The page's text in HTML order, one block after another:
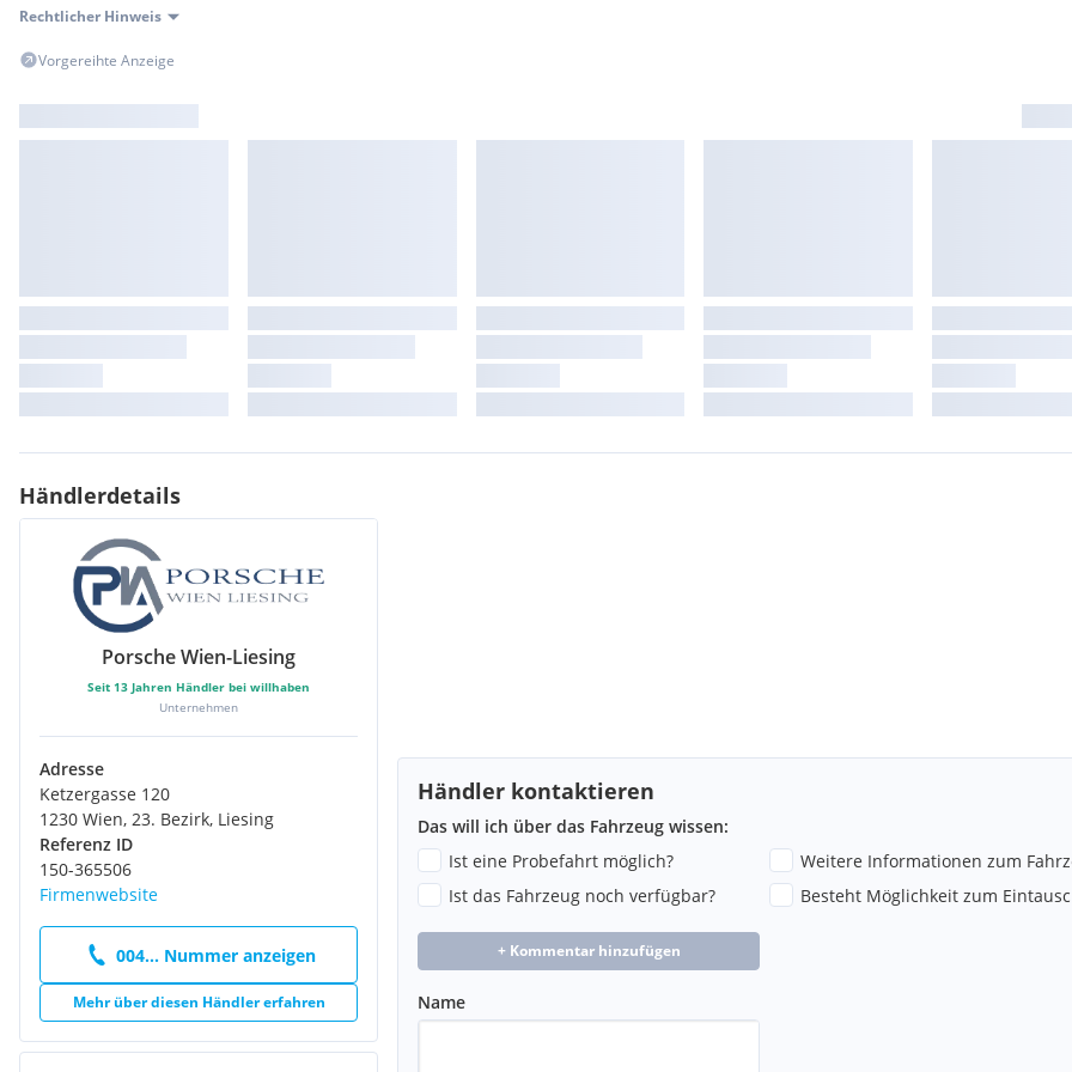
Rechtlicher Hinweis
Vorgereihte Anzeige
Händlerdetails
Porsche Wien-Liesing
Seit 13 Jahren Händler bei willhaben
Unternehmen
Adresse
Ketzergasse 120
1230 Wien, 23. Bezirk, Liesing
Referenz ID
150-365506
Firmenwebsite
004... Nummer anzeigen
Mehr über diesen Händler erfahren
Händler kontaktieren
Das will ich über das Fahrzeug wissen:
Ist eine Probefahrt möglich?
Weitere Informationen zum
Ist das Fahrzeug noch verfügbar?
Besteht Möglichkeit zum
+ Kommentar hinzufügen
Name